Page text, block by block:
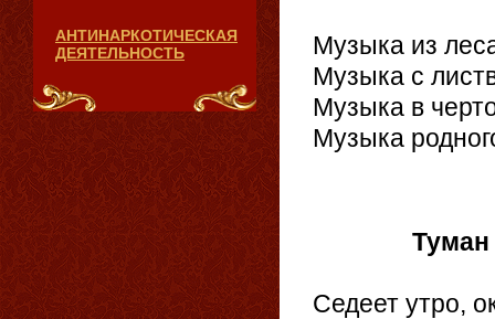
АНТИНАРКОТИЧЕСКАЯ
ДЕЯТЕЛЬНОСТЬ
Музыка из
Музыка с
Музыка в
Музыка
Туман
Седеет утро,